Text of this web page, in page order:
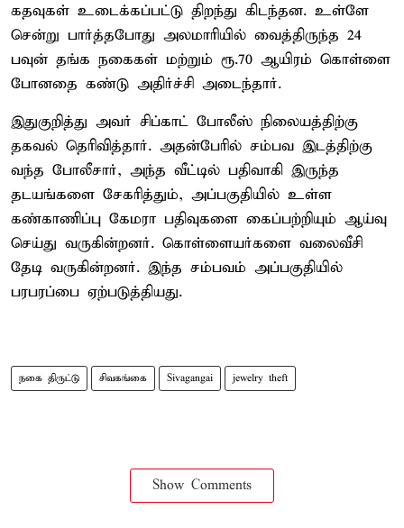
கதவுகள் உடைக்கப்பட்டு திறந்து கிடந்தன. உள்ளே
சென்று பார்த்தபோது அலமாரியில் வைத்திருந்த 24
பவுன் தங்க நகைகள் மற்றும் ரூ.70 ஆயிரம் கொள்ளை
போனதை கண்டு அதிர்ச்சி அடைந்தார்.
இதுகுறித்து அவர் சிப்காட் போலீஸ் நிலையத்திற்கு
தகவல் தெரிவித்தார். அதன்பேரில் சம்பவ இடத்திற்கு
வந்த போலீசார், அந்த வீட்டில் பதிவாகி இருந்த
தடயங்களை சேகரித்தும், அப்பகுதியில் உள்ள
கண்காணிப்பு கேமரா பதிவுகளை கைப்பற்றியும் ஆய்வு
செய்து வருகின்றனர். கொள்ளையர்களை வலைவீசி
தேடி வருகின்றனர். இந்த சம்பவம் அப்பகுதியில்
பரபரப்பை ஏற்படுத்தியது.
நகை திருட்டு சிவகங்கை Sivagangai jewelry theft
Show Comments